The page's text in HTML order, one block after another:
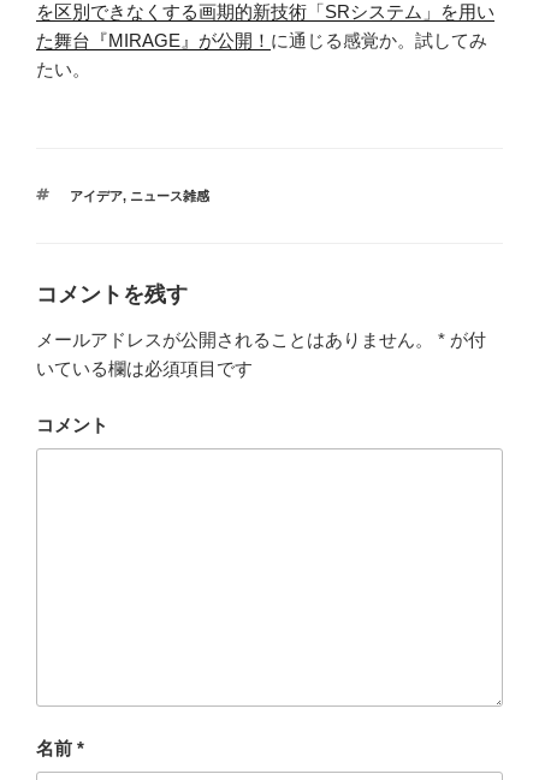
を区別できなくする画期的新技術「SRシステム」を用い
た舞台『MIRAGE』が公開！ に通じる感覚か。試してみ
たい。
タ
アイデア, ニュース雑感
コメントを残す
メールアドレスが公開されることはありません。 * が付
いている欄は必須項目です
コメント
名前 *